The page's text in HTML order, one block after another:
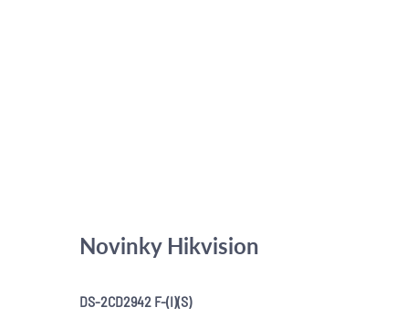
Novinky Hikvision
DS-2CD2942 F-(I)(S)